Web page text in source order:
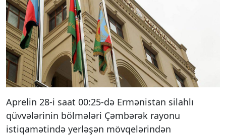
Aprelin 28-i saat 00:25-də Ermənistan silahlı
qüvvələrinin bölmələri Çəmbərək rayonu
istiqamətində yerləşən mövqelərindən